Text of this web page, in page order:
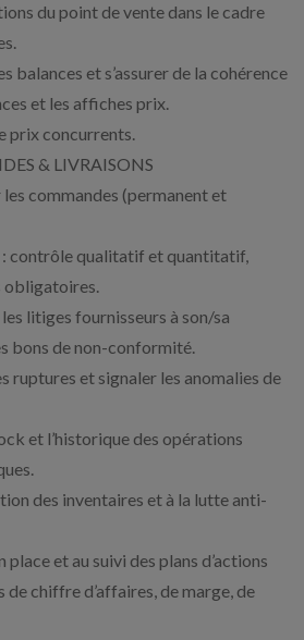
du point de vente dans le cadre
balances et s’assurer de la cohérence
et les affiches prix.
prix concurrents.
& LIVRAISONS
commandes (permanent et
: contrôle qualitatif et quantitatif,
obligatoires.
litiges fournisseurs à son/sa
bons de non-conformité.
ruptures et signaler les anomalies de
et l’historique des opérations
des inventaires et à la lutte anti-
place et au suivi des plans d’actions
chiffre d’affaires, de marge, de